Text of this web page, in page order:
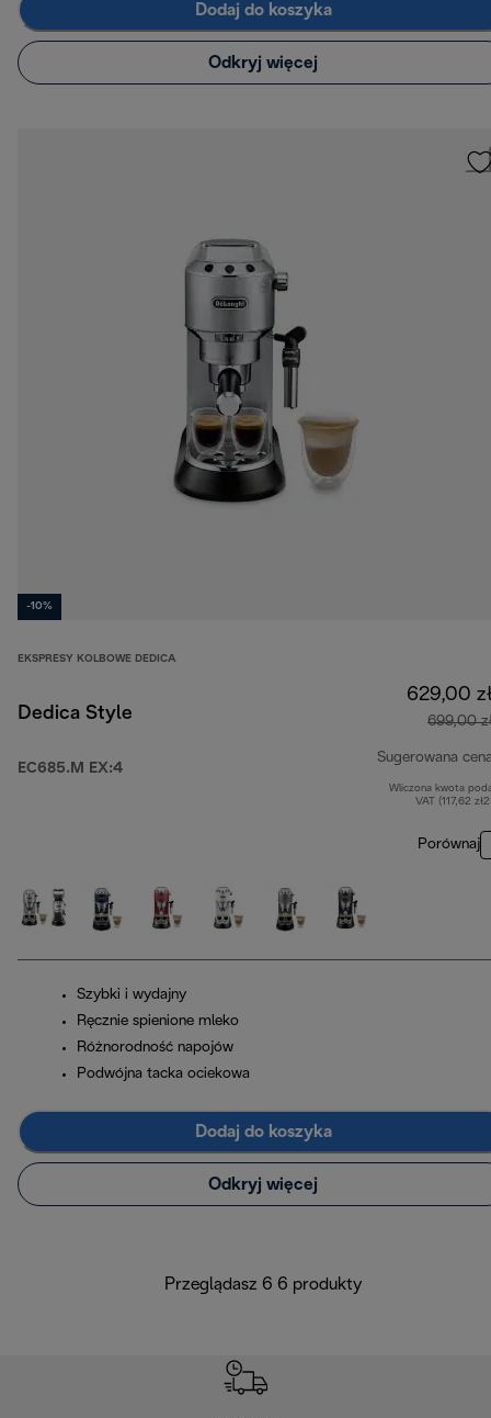
Dodaj do koszyka
Odkryj więcej
-10%
EKSPRESY KOLBOWE DEDICA
Dedica Style
EC685.M EX:4
629,00
699,00
Sugerowana
Wliczona kwota
VAT (117,62
Porównaj
Szybki i wydajny
Ręcznie spienione mleko
Różnorodność napojów
Podwójna tacka ociekowa
Dodaj do koszyka
Odkryj więcej
Przeglądasz 6 6 produkty